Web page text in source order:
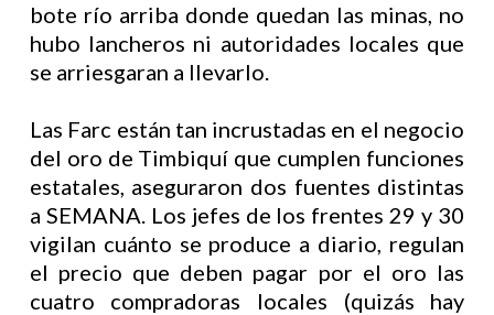
bote río arriba donde quedan las minas, no
hubo lancheros ni autoridades locales que
se arriesgaran a llevarlo.
Las Farc están tan incrustadas en el negocio
del oro de Timbiquí que cumplen funciones
estatales, aseguraron dos fuentes distintas
a SEMANA. Los jefes de los frentes 29 y 30
vigilan cuánto se produce a diario, regulan
el precio que deben pagar por el oro las
cuatro compradoras locales (quizás hay